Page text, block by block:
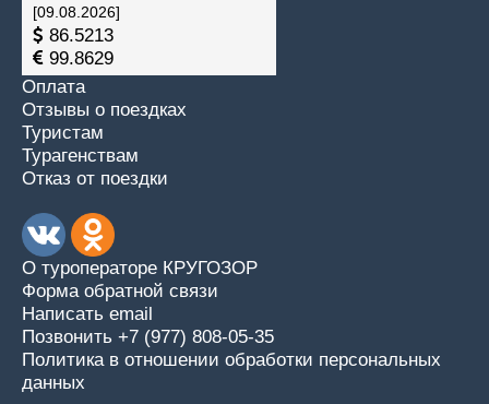
[09.08.2026]
86.5213
99.8629
Оплата
Отзывы о поездках
Туристам
Турагенствам
Отказ от поездки
О туроператоре КРУГОЗОР
Форма обратной связи
Написать email
Позвонить +7 (977) 808-05-35
Политика в отношении обработки персональных
данных